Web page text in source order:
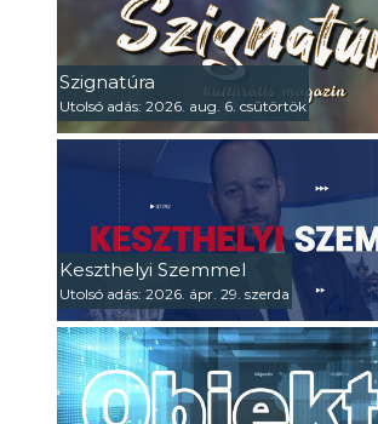
Szignatúra
Utolsó adás: 2026. aug. 6. csütörtök
Keszthelyi Szemmel
Utolsó adás: 2026. ápr. 29. szerda